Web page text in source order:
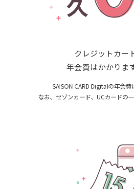
クレジットカー
年会費はかかりま
SAISON CARD Digitalの年会費
なお、セゾンカード、UCカードの